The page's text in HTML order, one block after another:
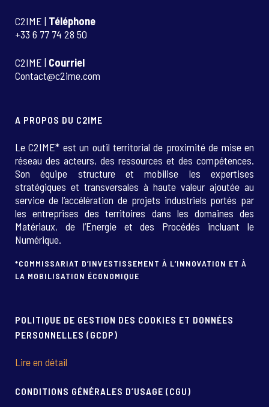
C2IME | Téléphone
+33 6 77 74 28 50
C2IME | Courriel
Contact@c2ime.com
A PROPOS DU C2IME
Le C2IME* est un outil territorial de proximité de mise en
réseau des acteurs, des ressources et des compétences.
Son équipe structure et mobilise les expertises
stratégiques et transversales à haute valeur ajoutée au
service de l’accélération de projets industriels portés par
les entreprises des territoires dans les domaines des
Matériaux, de l’Energie et des Procédés incluant le
Numérique.
*COMMISSARIAT D’INVESTISSEMENT À L’INNOVATION ET À
LA MOBILISATION ÉCONOMIQUE
POLITIQUE DE GESTION DES COOKIES ET DONNÉES
PERSONNELLES (GCDP)
Lire en détail
CONDITIONS GÉNÉRALES D’USAGE (CGU)